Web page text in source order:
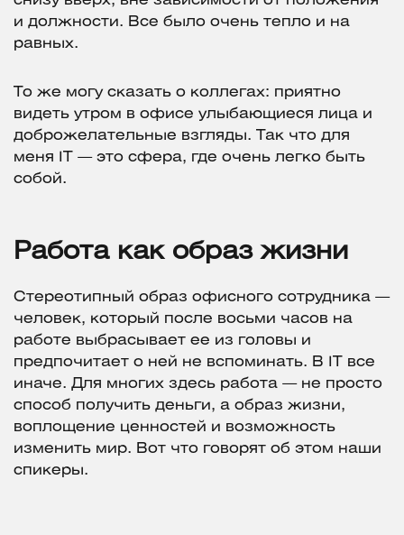
и должности. Все было очень тепло и на
равных.
То же могу сказать о коллегах: приятно
видеть утром в офисе улыбающиеся лица и
доброжелательные взгляды. Так что для
меня IT — это сфера, где очень легко быть
собой.
Работа как образ жизни
Стереотипный образ офисного сотрудника —
человек, который после восьми часов на
работе выбрасывает ее из головы и
предпочитает о ней не вспоминать. В IT все
иначе. Для многих здесь работа — не просто
способ получить деньги, а образ жизни,
воплощение ценностей и возможность
изменить мир. Вот что говорят об этом наши
спикеры.